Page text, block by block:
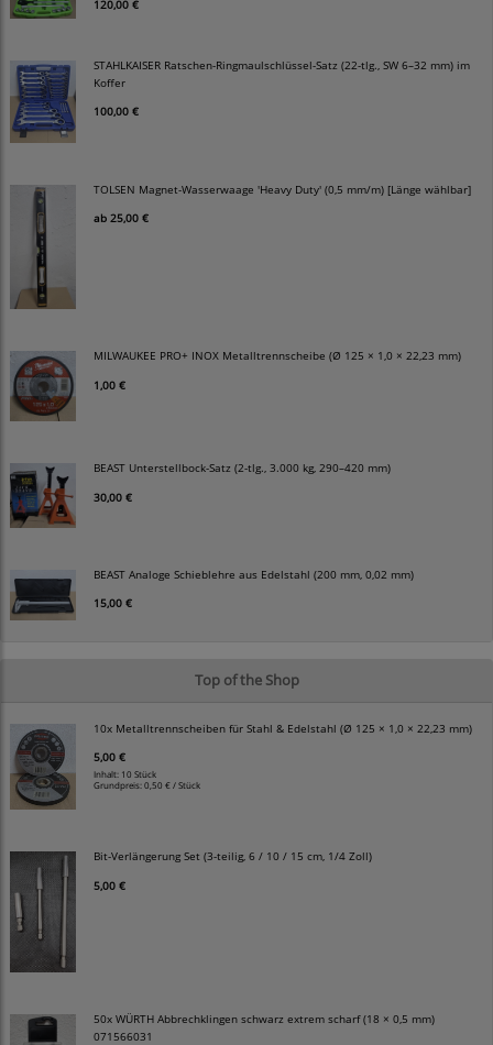
120,00 €
STAHLKAISER Ratschen-Ringmaulschlüssel-Satz (22-tlg., SW 6–32 mm) im
Koffer
100,00 €
TOLSEN Magnet-Wasserwaage 'Heavy Duty' (0,5 mm/m) [Länge wählbar]
ab 25,00 €
MILWAUKEE PRO+ INOX Metalltrennscheibe (Ø 125 × 1,0 × 22,23 mm)
1,00 €
BEAST Unterstellbock-Satz (2-tlg., 3.000 kg, 290–420 mm)
30,00 €
BEAST Analoge Schieblehre aus Edelstahl (200 mm, 0,02 mm)
15,00 €
Top of the Shop
10x Metalltrennscheiben für Stahl & Edelstahl (Ø 125 × 1,0 × 22,23 mm)
5,00 €
Inhalt: 10 Stück
Grundpreis:0,50 € / Stück
Bit-Verlängerung Set (3-teilig, 6 / 10 / 15 cm, 1/4 Zoll)
5,00 €
50x WÜRTH Abbrechklingen schwarz extrem scharf (18 × 0,5 mm)
071566031